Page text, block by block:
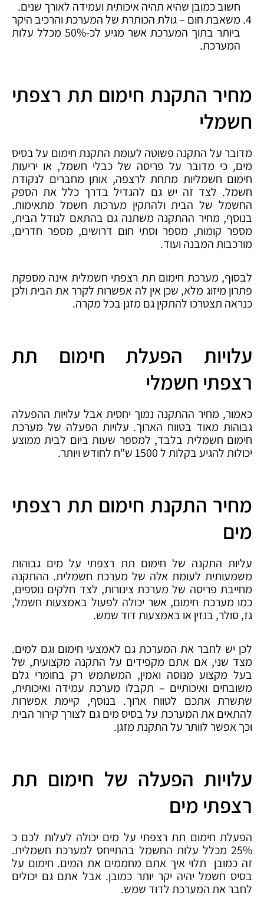
חשוב כמובן שהיא תהיה איכותית ועמידה לאורך שנים.
משאבת חום – גולת הכותרת של המערכת והרכיב היקר
ביותר בתוך המערכת אשר מגיע לכ-50% מכלל עלות
המערכת.
מחיר התקנת חימום תת רצפתי
חשמלי
מדובר על התקנה פשוטה לעומת התקנת חימום על בסיס
מים, כי מדובר על פריסה של כבלי חשמל, או יריעות
חימום חשמליות מתחת לרצפה, אותן מחברים לנקודת
חשמל. לצד זה יש גם להגדיל בדרך כלל את הספק
החשמל של הבית ולהתקין מערכות חשמל מתאימות.
בנוסף, מחיר ההתקנה משתנה גם בהתאם לגודל הבית,
מספר קומות, מספר וסתי חום דרושים, מספר חדרים,
מורכבות המבנה ועוד.
לבסוף, מערכת חימום תת רצפתי חשמלית אינה מספקת
פתרון מיזוג מלא, שכן אין לה אפשרות לקרר את הבית ולכן
כנראה תצטרכו להתקין גם מזגן בכל מקרה.
עלויות הפעלת חימום תת
רצפתי חשמלי
כאמור, מחיר ההתקנה נמוך יחסית אבל עלויות ההפעלה
גבוהות מאוד בטווח הארוך. עלויות הפעלה של מערכת
חימום חשמלית בלבד, למספר שעות ביום לבית ממוצע
יכולות להגיע בקלות ל 1500 ש"ח לחודש ויותר.
מחיר התקנת חימום תת רצפתי
מים
עליות התקנה של חימום תת רצפתי על מים גבוהות
משמעותית לעומת אלה של מערכת חשמלית. ההתקנה
מחייבת פריסה של מערכת צינורות, לצד חלקים נוספים,
כמו מערכת חימום, אשר יכולה לפעול באמצעות חשמל,
גז, סולר, בנזין או באמצעות דוד שמש.
לכן יש לחבר את המערכת גם לאמצעי חימום וגם למים.
מצד שני, אם אתם מקפידים על התקנה מקצועית, של
בעל מקצוע מנוסה ואמין, המשתמש רק בחומרי גלם
משובחים ואיכותיים – תקבלו מערכת עמידה ואיכותית,
שתשרת אתכם לטווח ארוך. בנוסף, קיימת אפשרות
להתאים את המערכת על בסיס מים גם לצורך קירור הבית
וכך אפשר לוותר על התקנת מזגן.
עלויות הפעלה של חימום תת
רצפתי מים
הפעלת חימום תת רצפתי על מים יכולה לעלות לכם כ
25% מכלל עלות החשמל בהתייחס למערכת חשמלית.
זה כמובן תלוי איך אתם מחממים את המים. חימום על
בסיס חשמל יהיה יקר יותר כמובן. אבל אתם גם יכולים
לחבר את המערכת לדוד שמש.